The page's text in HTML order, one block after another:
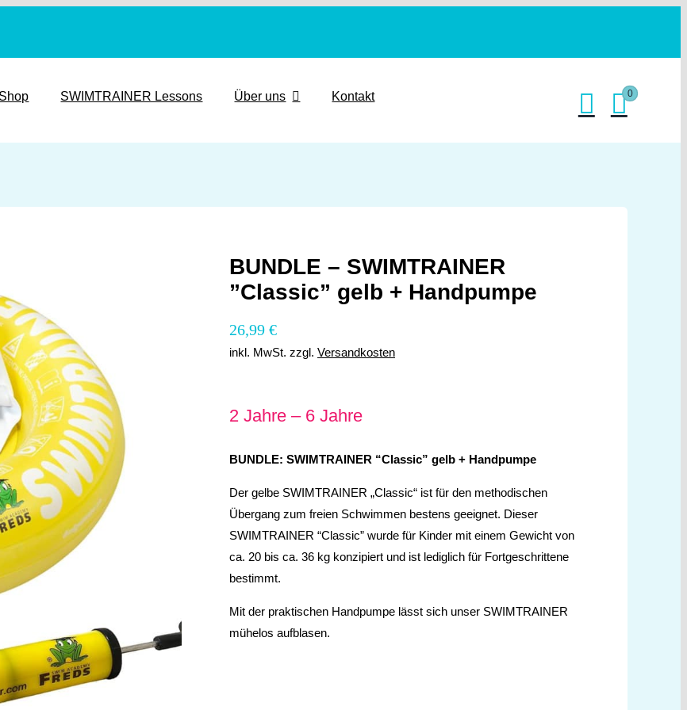
Shop SWIMTRAINER Lessons Über uns Kontakt 0
BUNDLE – SWIMTRAINER
”Classic” gelb + Handpumpe
26,99 €
inkl. MwSt. zzgl. Versandkosten
2 Jahre – 6 Jahre
BUNDLE: SWIMTRAINER “Classic” gelb + Handpumpe
Der gelbe SWIMTRAINER „Classic“ ist für den methodischen
Übergang zum freien Schwimmen bestens geeignet. Dieser
SWIMTRAINER “Classic” wurde für Kinder mit einem Gewicht von
ca. 20 bis ca. 36 kg konzipiert und ist lediglich für Fortgeschrittene
bestimmt.
Mit der praktischen Handpumpe lässt sich unser SWIMTRAINER
mühelos aufblasen.